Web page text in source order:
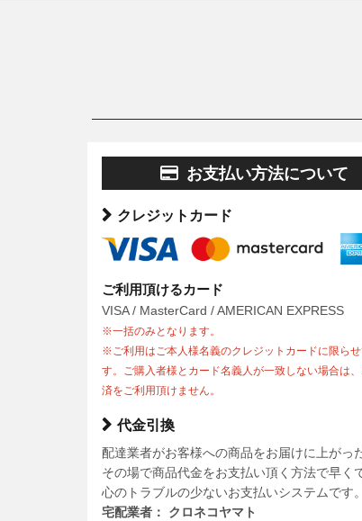
お支払い方法について
クレジットカード
ご利用頂けるカード
VISA / MasterCard / AMERICAN EXPRESS
※一括のみとなります。
※ご利用はご本人様名義のクレジットカードに限らせ
す。ご購入者様とカード名義人が一致しない場合は
済をご利用頂けません。
代金引換
配達業者がお客様への商品をお届けに上がっ
その場で商品代金をお支払い頂く方法で早く
心のトラブルの少ないお支払いシステムです。
宅配業者： クロネコヤマト